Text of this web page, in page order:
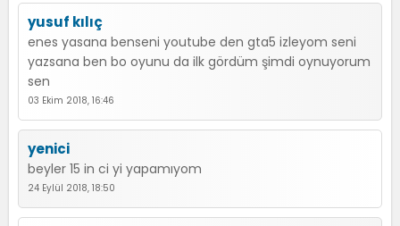
yusuf kılıç
enes yasana benseni youtube den gta5 izleyom seni
yazsana ben bo oyunu da ilk gördüm şimdi oynuyorum
sen
03 Ekim 2018, 16:46
yenici
beyler 15 in ci yi yapamıyom
24 Eylül 2018, 18:50